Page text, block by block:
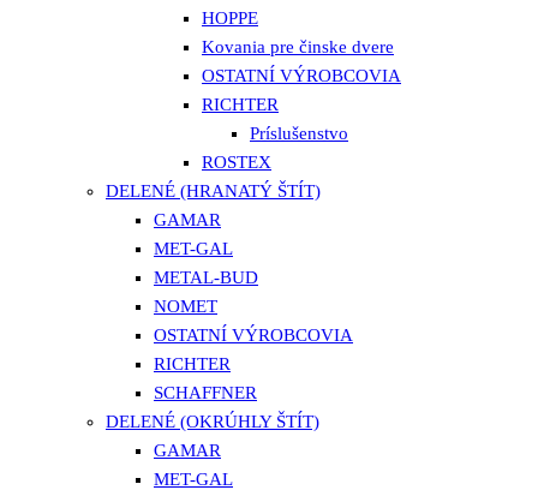
HOPPE
Kovania pre činske dvere
OSTATNÍ VÝROBCOVIA
RICHTER
Príslušenstvo
ROSTEX
DELENÉ (HRANATÝ ŠTÍT)
GAMAR
MET-GAL
METAL-BUD
NOMET
OSTATNÍ VÝROBCOVIA
RICHTER
SCHAFFNER
DELENÉ (OKRÚHLY ŠTÍT)
GAMAR
MET-GAL